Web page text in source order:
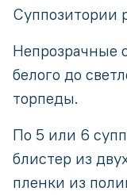
Суппозитории
Непрозрачные
белого до
торпеды.
По 5 или 6
блистер из
пленки из